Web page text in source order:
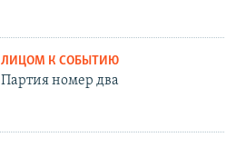
ЛИЦОМ К СОБЫТИЮ
Партия номер два